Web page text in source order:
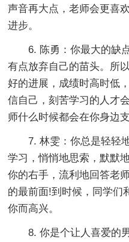
声音再大点，老师会更喜
进步。
6. 陈勇：你最大的缺
有点放弃自己的苗头。所
好的进展，成绩时高时低
信自己，刻苦学习的人才
师什么时候都会在你身边
7. 林雯：你总是轻轻
学习，悄悄地思索，默默
你的右手，流利地回答老
的最前面!到时候，同学们
你而高兴。
8. 你是个让人喜爱的